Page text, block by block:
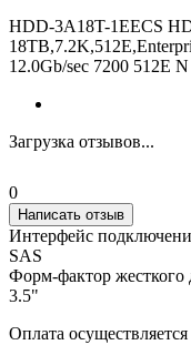
HDD-3A18T-1EECS
12.0Gb/sec 7200 512E N
Загрузка отзывов...
0
Написать отзыв
Интерфейс
SAS
Форм-фактор жесткого
3.5"
Оплата